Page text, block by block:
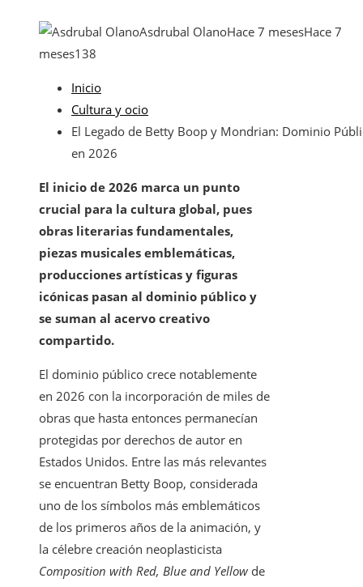
Asdrubal OlanoHace 7 mesesHace 7
meses138
Inicio
Cultura y ocio
El Legado de Betty Boop y Mondrian: Dominio
en 2026
El inicio de 2026 marca un punto
crucial para la cultura global, pues
obras literarias fundamentales,
piezas musicales emblemáticas,
producciones artísticas y figuras
icónicas pasan al dominio público y
se suman al acervo creativo
compartido.
El dominio público crece notablemente
en 2026 con la incorporación de miles de
obras que hasta entonces permanecían
protegidas por derechos de autor en
Estados Unidos. Entre las más relevantes
se encuentran Betty Boop, considerada
uno de los símbolos más emblemáticos
de los primeros años de la animación, y
la célebre creación neoplasticista
Composition with Red, Blue and Yellow de